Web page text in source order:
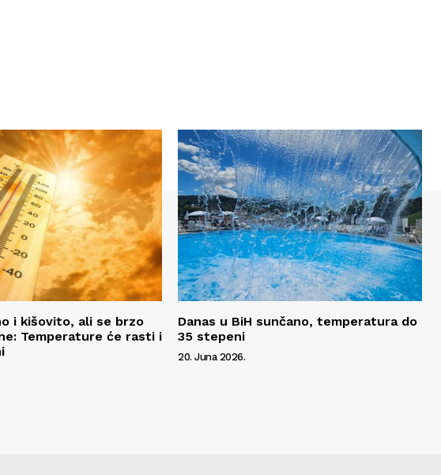
i kišovito, ali se brzo
Temperature će rasti i
Danas u BiH sunčano, temperatura do
35 stepeni
20. Juna 2026.